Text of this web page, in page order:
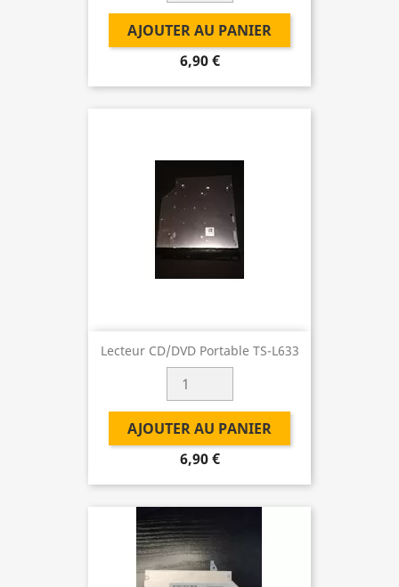
AJOUTER AU PANIER
6,90 €
Lecteur CD/DVD Portable TS-L633
AJOUTER AU PANIER
6,90 €